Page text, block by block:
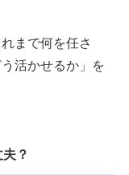
でから狙う
目指す
い
まで何を任さ
活かせるか」を
？